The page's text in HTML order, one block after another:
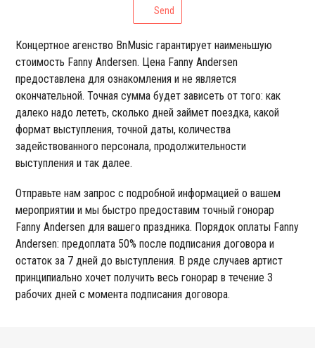
Send
Концертное агенство BnMusic гарантирует наименьшую
стоимость Fanny Andersen. Цена Fanny Andersen
предоставлена для ознакомления и не является
окончательной. Точная сумма будет зависеть от того: как
далеко надо лететь, сколько дней займет поездка, какой
формат выступления, точной даты, количества
задействованного персонала, продолжительности
выступления и так далее.
Отправьте нам запрос с подробной информацией о вашем
мероприятии и мы быстро предоставим точный гонорар
Fanny Andersen для вашего праздника. Порядок оплаты Fanny
Andersen: предоплата 50% после подписания договора и
остаток за 7 дней до выступления. В ряде случаев артист
принципиально хочет получить весь гонорар в течение 3
рабочих дней с момента подписания договора.